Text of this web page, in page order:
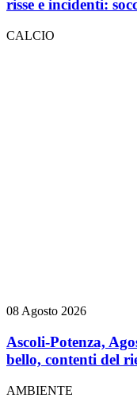
risse e incidenti:
CALCIO
08 Agosto 2026
Ascoli-Potenza,
bello, contenti del
AMBIENTE